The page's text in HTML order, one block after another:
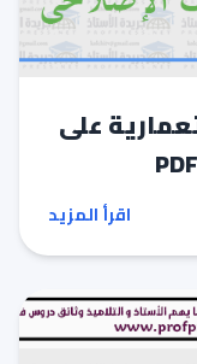
على
اقرأ المزيد